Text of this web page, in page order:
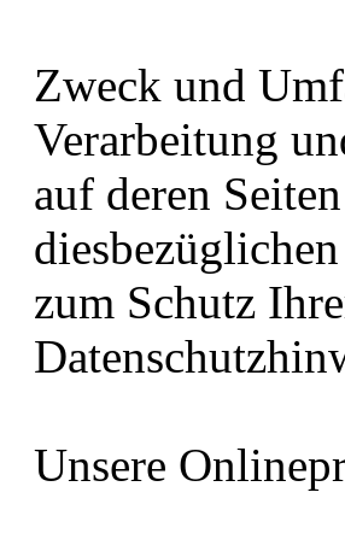
Zweck und
Verarbeitung
auf deren
zum Schutz
Unsere